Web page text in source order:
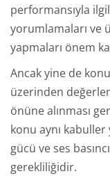
performansıyla
yorumlamaları ve
yapmaları önem
Ancak yine de
üzerinden
önüne alınması
konu aynı kabuller
gücü ve ses
gerekliliğidir.